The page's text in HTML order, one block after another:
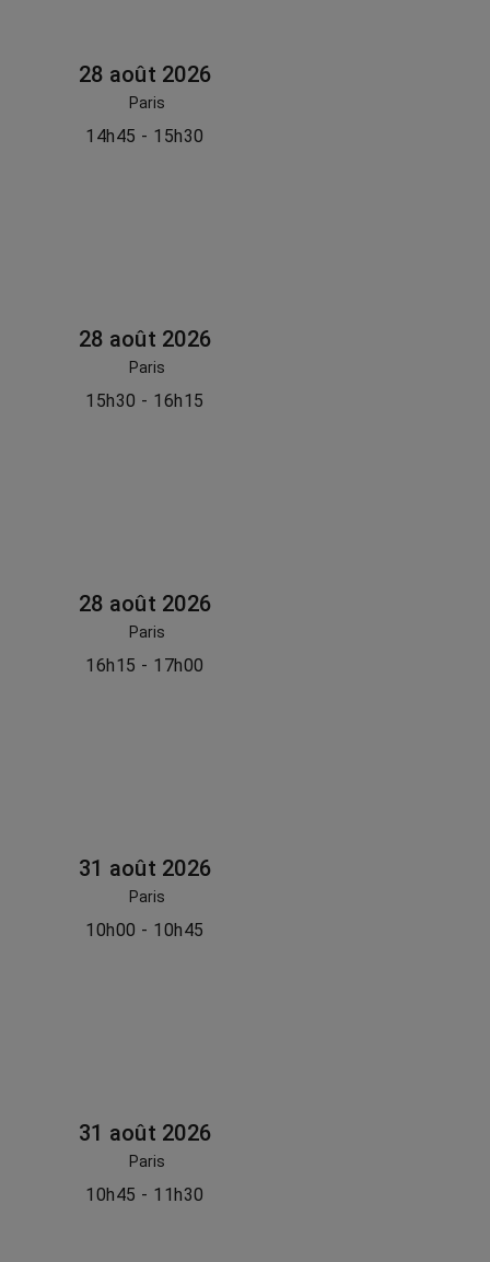
28 août 2026
Paris
14h45 - 15h30
28 août 2026
Paris
15h30 - 16h15
28 août 2026
Paris
16h15 - 17h00
31 août 2026
Paris
10h00 - 10h45
31 août 2026
Paris
10h45 - 11h30